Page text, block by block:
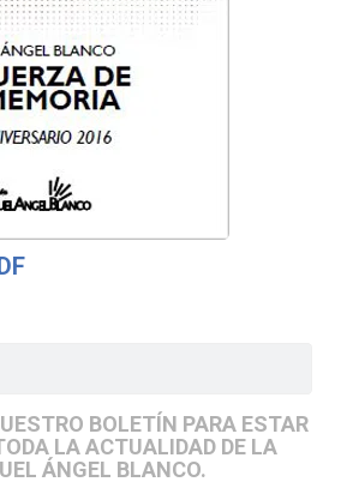
BOLETÍN PARA ESTAR
LA ACTUALIDAD DE LA
ÁNGEL BLANCO.